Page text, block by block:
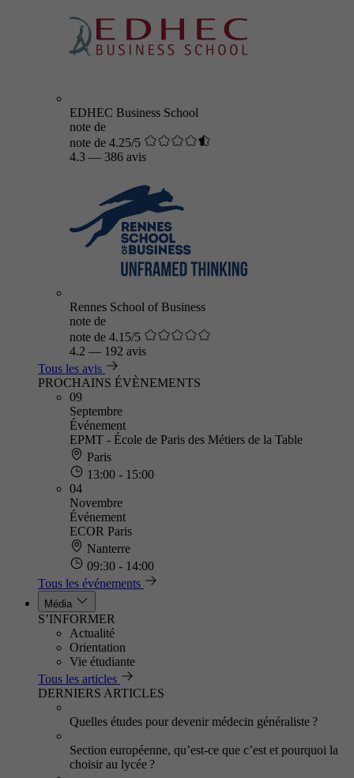
EDHEC Business School
note de
note de 4.25/5
4.3 — 386 avis
Rennes School of Business
note de
note de 4.15/5
4.2 — 192 avis
Tous les avis
PROCHAINS ÉVÈNEMENTS
09
Septembre
Événement
EPMT - École de Paris des Métiers de la Table
Paris
13:00 - 15:00
04
Novembre
Événement
ECOR Paris
Nanterre
09:30 - 14:00
Tous les événements
Média
S’INFORMER
Actualité
Orientation
Vie étudiante
Tous les articles
DERNIERS ARTICLES
Quelles études pour devenir médecin généraliste ?
Section européenne, qu’est-ce que c’est et pourquoi la
choisir au lycée ?